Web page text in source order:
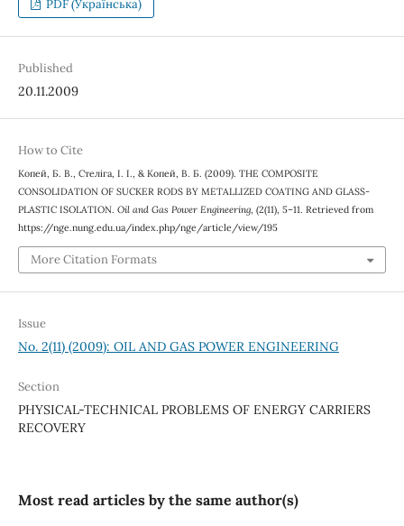
PDF (Українська)
Published
20.11.2009
How to Cite
Копей, Б. В., Стеліга, І. І., & Копей, В. Б. (2009). THE COMPOSITE
CONSOLIDATION OF SUCKER RODS BY METALLIZED COATING AND GLASS-
PLASTIC ISOLATION. Oil and Gas Power Engineering, (2(11), 5–11. Retrieved from
https://nge.nung.edu.ua/index.php/nge/article/view/195
More Citation Formats
Issue
No. 2(11) (2009): OIL AND GAS POWER ENGINEERING
Section
PHYSICAL-TECHNICAL PROBLEMS OF ENERGY CARRIERS
RECOVERY
Most read articles by the same author(s)